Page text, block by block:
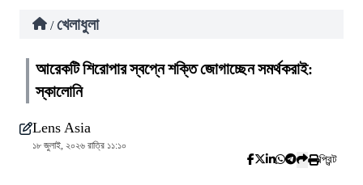
/ খেলাধুলা
আরেকটি শিরোপার স্বপ্নে শক্তি জোগাচ্ছেন সমর্থকরাই:
স্কালোনি
Lens Asia
১৮ জুলাই, ২০২৬ রাত্রি ১১:১০
প্রিন্ট